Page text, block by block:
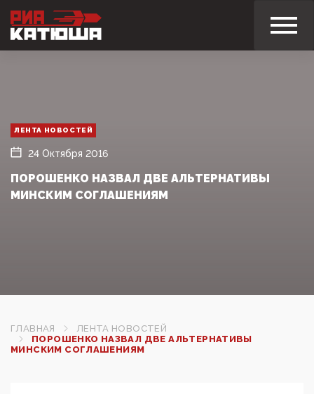
ЛЕНТА НОВОСТЕЙ
24 Октября 2016
ПОРОШЕНКО НАЗВАЛ ДВЕ АЛЬТЕРНАТИВЫ
МИНСКИМ СОГЛАШЕНИЯМ
ГЛАВНАЯ
ЛЕНТА НОВОСТЕЙ
ПОРОШЕНКО НАЗВАЛ ДВЕ АЛЬТЕРНАТИВЫ
МИНСКИМ СОГЛАШЕНИЯМ